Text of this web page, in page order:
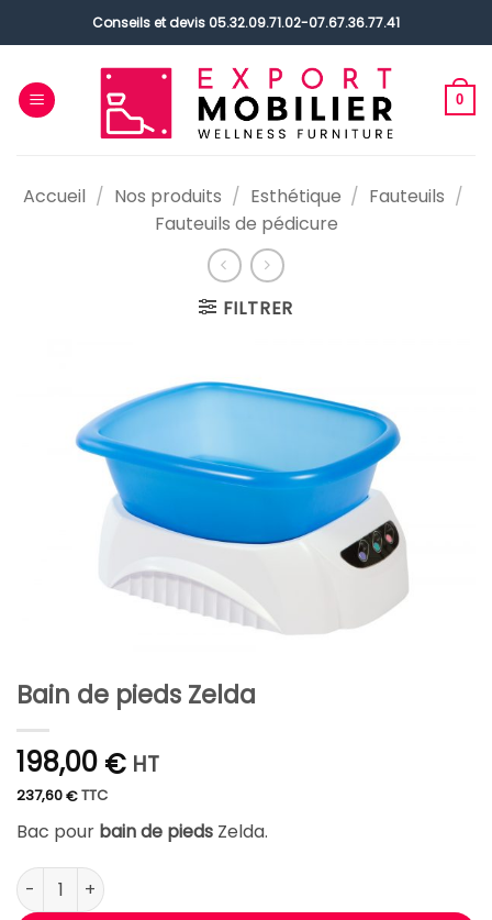
au
Conseils et devis 05.32.09.71.02-07.67.36.77.41
0
Accueil / Nos produits / Esthétique / Fauteuils /
Fauteuils de pédicure
FILTRER
Bain de pieds Zelda
198,00 € HT
237,60€TTC
Bac pour bain de pieds Zelda.
quantité de Bain de pieds Zelda